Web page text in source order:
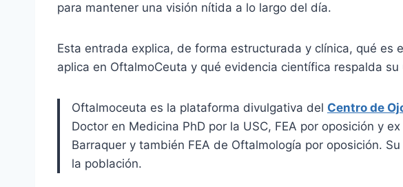
para mantener una visión nítida a lo largo del día.
Esta entrada explica, de forma estructurada y clínica, qué es
aplica en OftalmoCeuta y qué evidencia científica respalda su
Oftalmoceuta es la plataforma divulgativa del Centro de
Doctor en Medicina PhD por la USC, FEA por oposición y
Barraquer y también FEA de Oftalmología por oposición.
la población.